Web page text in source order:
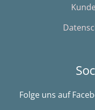
Folge uns auf